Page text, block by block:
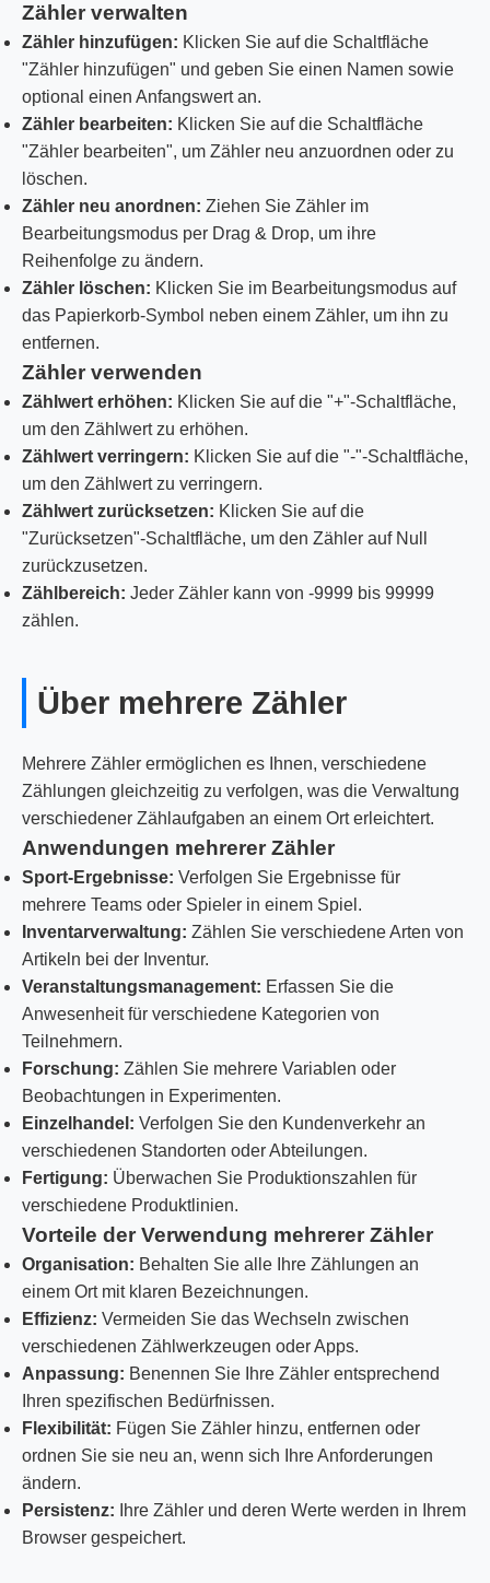
Zähler verwalten
Zähler hinzufügen: Klicken Sie auf die Schaltfläche
"Zähler hinzufügen" und geben Sie einen Namen sowie
optional einen Anfangswert an.
Zähler bearbeiten: Klicken Sie auf die Schaltfläche
"Zähler bearbeiten", um Zähler neu anzuordnen oder zu
löschen.
Zähler neu anordnen: Ziehen Sie Zähler im
Bearbeitungsmodus per Drag & Drop, um ihre
Reihenfolge zu ändern.
Zähler löschen: Klicken Sie im Bearbeitungsmodus auf
das Papierkorb-Symbol neben einem Zähler, um ihn zu
entfernen.
Zähler verwenden
Zählwert erhöhen: Klicken Sie auf die "+"-Schaltfläche,
um den Zählwert zu erhöhen.
Zählwert verringern: Klicken Sie auf die "-"-Schaltfläche,
um den Zählwert zu verringern.
Zählwert zurücksetzen: Klicken Sie auf die
"Zurücksetzen"-Schaltfläche, um den Zähler auf Null
zurückzusetzen.
Zählbereich: Jeder Zähler kann von -9999 bis 99999
zählen.
Über mehrere Zähler
Mehrere Zähler ermöglichen es Ihnen, verschiedene
Zählungen gleichzeitig zu verfolgen, was die Verwaltung
verschiedener Zählaufgaben an einem Ort erleichtert.
Anwendungen mehrerer Zähler
Sport-Ergebnisse: Verfolgen Sie Ergebnisse für
mehrere Teams oder Spieler in einem Spiel.
Inventarverwaltung: Zählen Sie verschiedene Arten von
Artikeln bei der Inventur.
Veranstaltungsmanagement: Erfassen Sie die
Anwesenheit für verschiedene Kategorien von
Teilnehmern.
Forschung: Zählen Sie mehrere Variablen oder
Beobachtungen in Experimenten.
Einzelhandel: Verfolgen Sie den Kundenverkehr an
verschiedenen Standorten oder Abteilungen.
Fertigung: Überwachen Sie Produktionszahlen für
verschiedene Produktlinien.
Vorteile der Verwendung mehrerer Zähler
Organisation: Behalten Sie alle Ihre Zählungen an
einem Ort mit klaren Bezeichnungen.
Effizienz: Vermeiden Sie das Wechseln zwischen
verschiedenen Zählwerkzeugen oder Apps.
Anpassung: Benennen Sie Ihre Zähler entsprechend
Ihren spezifischen Bedürfnissen.
Flexibilität: Fügen Sie Zähler hinzu, entfernen oder
ordnen Sie sie neu an, wenn sich Ihre Anforderungen
ändern.
Persistenz: Ihre Zähler und deren Werte werden in Ihrem
Browser gespeichert.